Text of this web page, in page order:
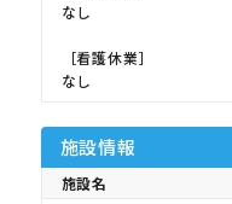
なし
［看護休業］
なし
施設情報
施設名